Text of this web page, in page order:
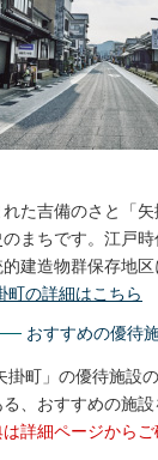
た吉備のさと「
まちです。江戸
建造物群保存地区
町の詳細はこちら
おすすめの優待
掛町」の優待施設
、おすすめの施設
詳細ページからご